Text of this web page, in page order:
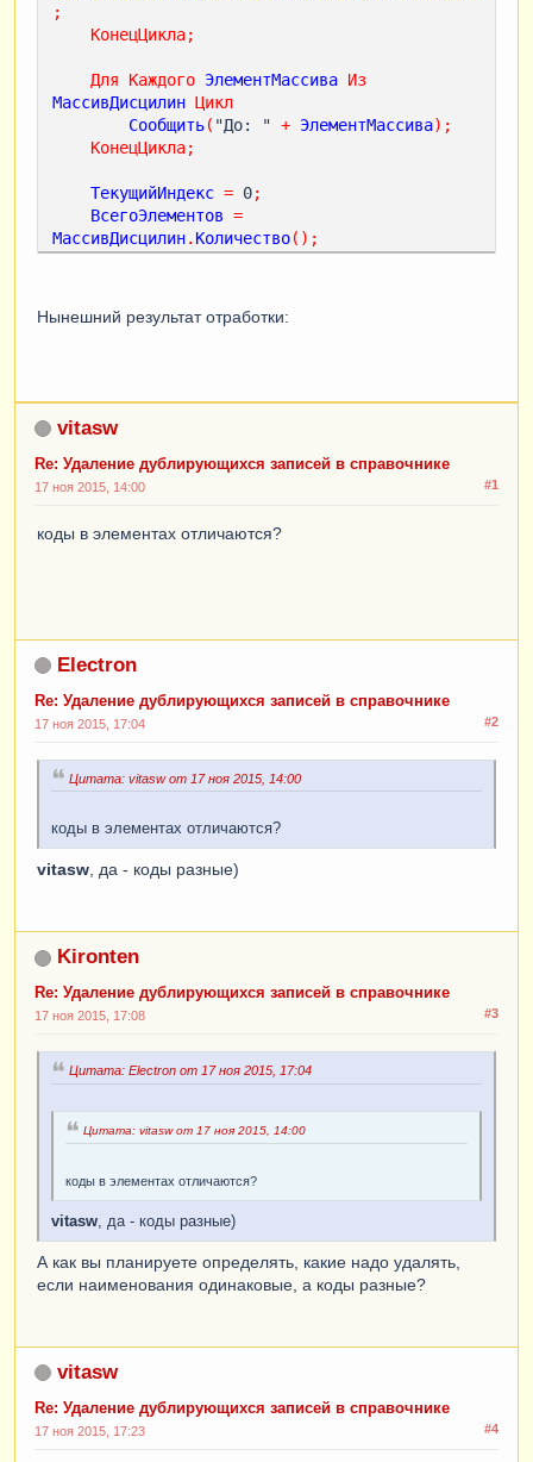
;
КонецЦикла;
Для Каждого ЭлементМассива Из
МассивДисцилин Цикл
Сообщить( "До: " + ЭлементМассива);
КонецЦикла;
ТекущийИндекс = 0;
ВсегоЭлементов =
МассивДисцилин. Количество();
Цикл
МассивДисцилин
ВсегоЭлементов - 1;
1;
Для Каждого
МассивДисцилин
Сообщить
"После: " ЭлементМассива
КонецЦикла
Нынешний результат отработки:
vitasw
Re: Удаление дублирующихся записей в справочнике
#1
17 ноя 2015, 14:00
коды в элементах отличаются?
Electron
Re: Удаление дублирующихся записей в справочнике
#2
17 ноя 2015, 17:04
Цитата: vitasw от 17 ноя 2015, 14:00
коды в элементах отличаются?
vitasw, да - коды разные)
Kironten
Re: Удаление дублирующихся записей в справочнике
#3
17 ноя 2015, 17:08
Цитата: Electron от 17 ноя 2015, 17:04
Цитата: vitasw от 17 ноя 2015, 14:00
коды в элементах отличаются?
vitasw , да - коды разные)
А как вы планируете определять, какие надо удалять,
если наименования одинаковые, а коды разные?
vitasw
Re: Удаление дублирующихся записей в справочнике
#4
17 ноя 2015, 17:23